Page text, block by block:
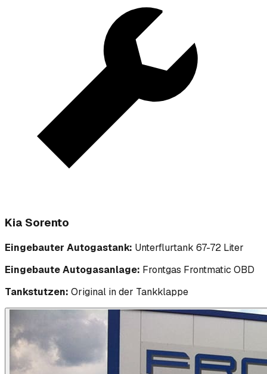
Kia Sorento
Eingebauter Autogastank: Unterflurtank 67-72 Liter
Eingebaute Autogasanlage: Frontgas Frontmatic OBD
Tankstutzen: Original in der Tankklappe